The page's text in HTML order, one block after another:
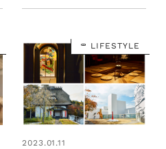
LIFESTYLE
2023.01.11